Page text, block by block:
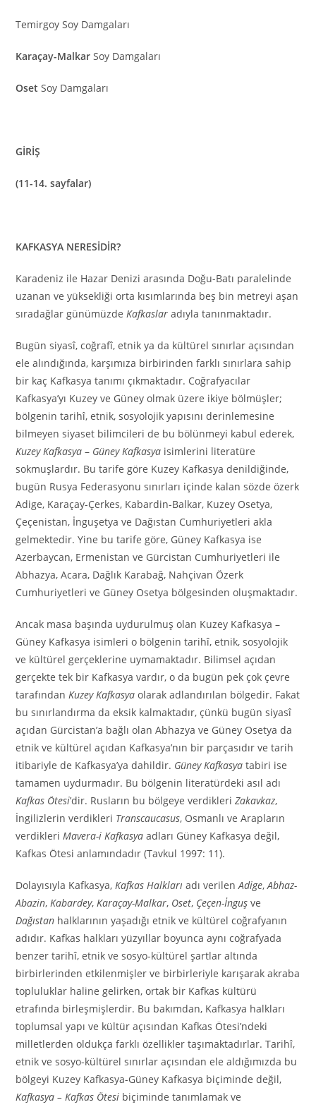
Temirgoy Soy Damgaları
Karaçay-Malkar Soy Damgaları
Oset Soy Damgaları
GİRİŞ
(11-14. sayfalar)
KAFKASYA NERESİDİR?
Karadeniz ile Hazar Denizi arasında Doğu-Batı paralelinde
uzanan ve yüksekliği orta kısımlarında beş bin metreyi aşan
sıradağlar günümüzdeKafkaslar adıyla tanınmaktadır.
Bugün siyasî, coğrafî, etnik ya da kültürel sınırlar açısından
ele alındığında, karşımıza birbirinden farklı sınırlara sahip
bir kaç Kafkasya tanımı çıkmaktadır. Coğrafyacılar
Kafkasya’yı Kuzey ve Güney olmak üzere ikiye bölmüşler;
bölgenin tarihî, etnik, sosyolojik yapısını derinlemesine
bilmeyen siyaset bilimcileri de bu bölünmeyi kabul ederek,
Kuzey Kafkasya– Güney Kafkasya isimlerini literatüre
sokmuşlardır. Bu tarife göre Kuzey Kafkasya denildiğinde,
bugün Rusya Federasyonu sınırları içinde kalan sözde özerk
Adige, Karaçay-Çerkes, Kabardin-Balkar, Kuzey Osetya,
Çeçenistan, İnguşetya ve Dağıstan Cumhuriyetleri akla
gelmektedir. Yine bu tarife göre, Güney Kafkasya ise
Azerbaycan, Ermenistan ve Gürcistan Cumhuriyetleri ile
Abhazya, Acara, Dağlık Karabağ, Nahçivan Özerk
Cumhuriyetleri ve Güney Osetya bölgesinden oluşmaktadır.
Ancak masa başında uydurulmuş olan Kuzey Kafkasya –
Güney Kafkasya isimleri o bölgenin tarihî, etnik, sosyolojik
ve kültürel gerçeklerine uymamaktadır. Bilimsel açıdan
gerçekte tek bir Kafkasya vardır, o da bugün pek çok çevre
tarafındanKuzey Kafkasya olarak adlandırılan bölgedir. Fakat
bu sınırlandırma da eksik kalmaktadır, çünkü bugün siyasî
açıdan Gürcistan’a bağlı olan Abhazya ve Güney Osetya da
etnik ve kültürel açıdan Kafkasya’nın bir parçasıdır ve tarih
itibariyle de Kafkasya’ya dahildir. Güney Kafkasya tabiri ise
tamamen uydurmadır. Bu bölgenin literatürdeki asıl adı
Kafkas Ötesi’dir. Rusların bu bölgeye verdikleriZakavkaz,
İngilizlerin verdikleri Transcaucasus, Osmanlı ve Arapların
verdikleriMavera-i Kafkasya adları Güney Kafkasya değil,
Kafkas Ötesi anlamındadır (Tavkul 1997: 11).
Dolayısıyla Kafkasya,Kafkas Halkları adı verilenAdige,Abhaz-
Abazin,Kabardey,Karaçay-Malkar, Oset, Çeçen-İnguş ve
Dağıstan halklarının yaşadığı etnik ve kültürel coğrafyanın
adıdır. Kafkas halkları yüzyıllar boyunca aynı coğrafyada
benzer tarihî, etnik ve sosyo-kültürel şartlar altında
birbirlerinden etkilenmişler ve birbirleriyle karışarak akraba
topluluklar haline gelirken, ortak bir Kafkas kültürü
etrafında birleşmişlerdir. Bu bakımdan, Kafkasya halkları
toplumsal yapı ve kültür açısından Kafkas Ötesi’ndeki
milletlerden oldukça farklı özellikler taşımaktadırlar. Tarihî,
etnik ve sosyo-kültürel sınırlar açısından ele aldığımızda bu
bölgeyi Kuzey Kafkasya-Güney Kafkasya biçiminde değil,
Kafkasya – Kafkas Ötesi biçiminde tanımlamak ve